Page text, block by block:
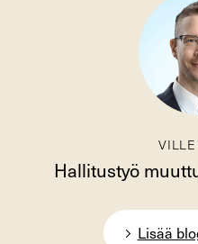
VILLE
Hallitustyö
Lisää